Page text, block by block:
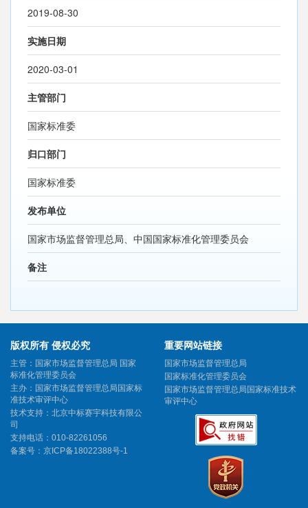
2019-08-30
实施日期
2020-03-01
主管部门
国家标准委
归口部门
国家标准委
发布单位
国家市场监督管理总局、中国国家标准化管理委员会
备注
版权所有 侵权必究
主管：国家市场监督管理总局 国家
标准化管理委员会
主办：国家市场监督管理总局国家标
准技术审评中心
技术支持：北京中标赛宇科技有限公
司
支持电话：010-82261056
备案号： 京ICP备18022388号-1
重要网站链接
国家市场监督管理总局
国家标准化管理委员会
国家市场监督管理总局国家标准技术
审评中心